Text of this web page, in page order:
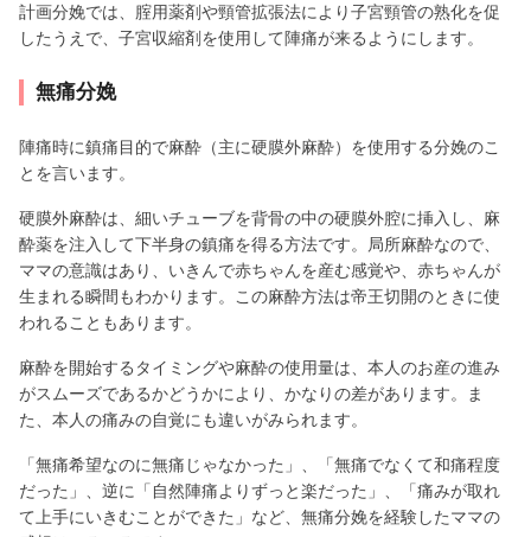
計画分娩では、腟用薬剤や頸管拡張法により子宮頸管の熟化を促
したうえで、子宮収縮剤を使用して陣痛が来るようにします。
無痛分娩
陣痛時に鎮痛目的で麻酔（主に硬膜外麻酔）を使用する分娩のこ
とを言います。
硬膜外麻酔は、細いチューブを背骨の中の硬膜外腔に挿入し、麻
酔薬を注入して下半身の鎮痛を得る方法です。局所麻酔なので、
ママの意識はあり、いきんで赤ちゃんを産む感覚や、赤ちゃんが
生まれる瞬間もわかります。この麻酔方法は帝王切開のときに使
われることもあります。
麻酔を開始するタイミングや麻酔の使用量は、本人のお産の進み
がスムーズであるかどうかにより、かなりの差があります。ま
た、本人の痛みの自覚にも違いがみられます。
「無痛希望なのに無痛じゃなかった」、「無痛でなくて和痛程度
だった」、逆に「自然陣痛よりずっと楽だった」、「痛みが取れ
て上手にいきむことができた」など、無痛分娩を経験したママの